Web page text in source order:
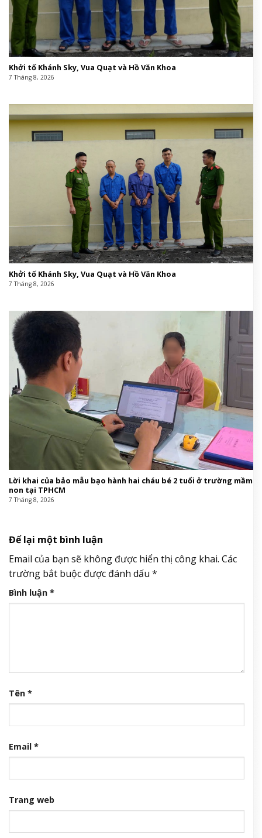
Khởi tố Khánh Sky, Vua Quạt và Hồ Văn Khoa
7 Tháng 8, 2026
Khởi tố Khánh Sky, Vua Quạt và Hồ Văn Khoa
7 Tháng 8, 2026
Lời khai của bảo mẫu bạo hành hai cháu bé 2 tuổi ở trường mầm
non tại TPHCM
7 Tháng 8, 2026
Để lại một bình luận
Email của bạn sẽ không được hiển thị công khai. Các
trường bắt buộc được đánh dấu *
Bình luận *
Tên *
Email *
Trang web